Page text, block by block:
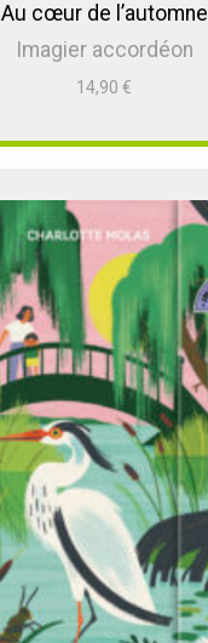
Au cœur de l’automne
Imagier accordéon
14,90€